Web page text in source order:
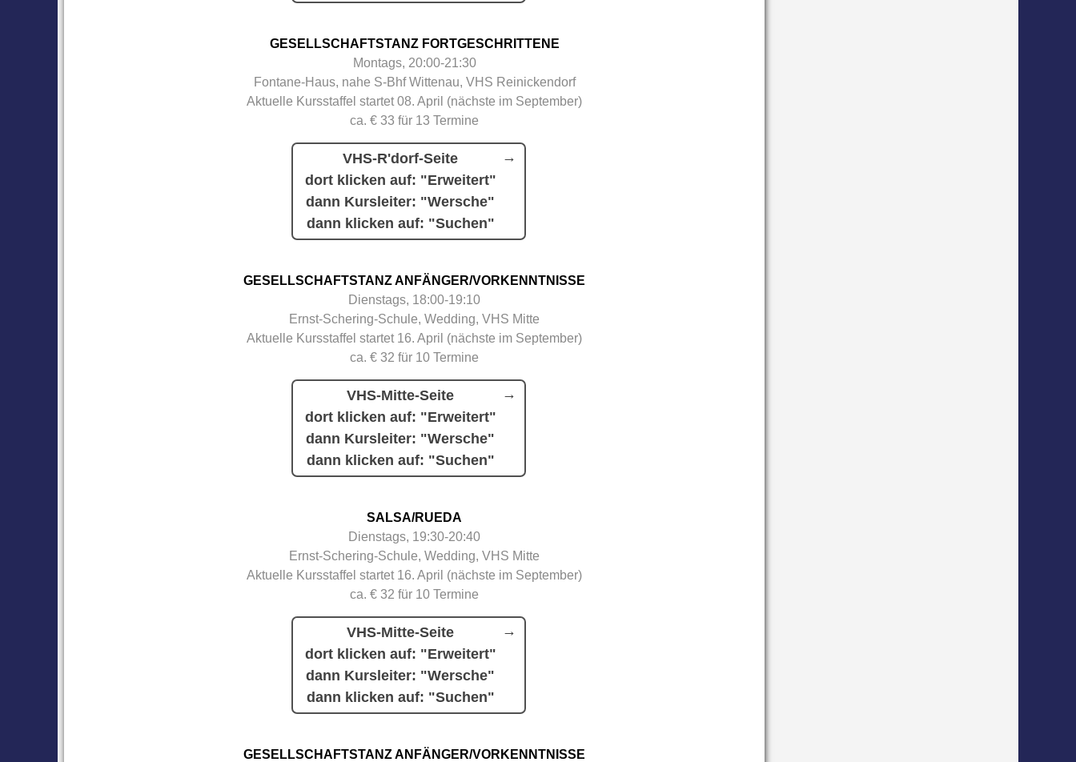
GESELLSCHAFTSTANZ FORTGESCHRITTENE
Montags, 20:00-21:30
Fontane-Haus, nahe S-Bhf Wittenau, VHS Reinickendorf
Aktuelle Kursstaffel startet 08. April (nächste im September)
ca. € 33 für 13 Termine
VHS-R'dorf-Seite
dort klicken auf: "Erweitert"
dann Kursleiter: "Wersche"
dann klicken auf: "Suchen"
GESELLSCHAFTSTANZ ANFÄNGER/VORKENNTNISSE
Dienstags, 18:00-19:10
Ernst-Schering-Schule, Wedding, VHS Mitte
Aktuelle Kursstaffel startet 16. April (nächste im September)
ca. € 32 für 10 Termine
VHS-Mitte-Seite
dort klicken auf: "Erweitert"
dann Kursleiter: "Wersche"
dann klicken auf: "Suchen"
SALSA/RUEDA
Dienstags, 19:30-20:40
Ernst-Schering-Schule, Wedding, VHS Mitte
Aktuelle Kursstaffel startet 16. April (nächste im September)
ca. € 32 für 10 Termine
VHS-Mitte-Seite
dort klicken auf: "Erweitert"
dann Kursleiter: "Wersche"
dann klicken auf: "Suchen"
GESELLSCHAFTSTANZ ANFÄNGER/VORKENNTNISSE